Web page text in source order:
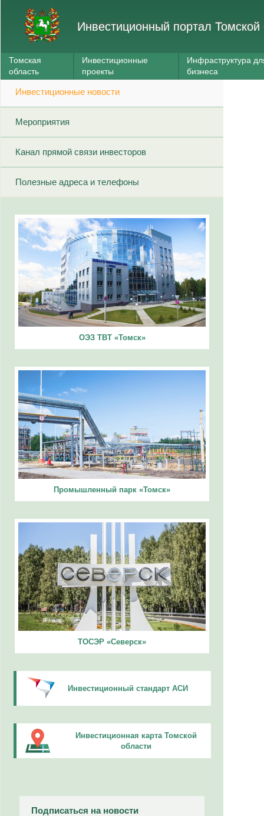
Инвестиционный портал Томской
Томская
область
Инвестиционные
проекты
Инфраструктура
бизнеса
Инвестиционные новости
Мероприятия
Канал прямой связи инвесторов
Полезные адреса и телефоны
ОЭЗ ТВТ «Томск»
Промышленный парк «Томск»
ТОСЭР «Северск»
Инвестиционный стандарт АСИ
Инвестиционная карта Томской
области
Подписаться на новости